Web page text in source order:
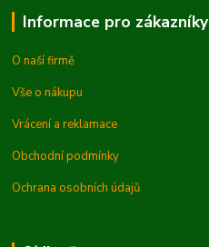
Informace pro zákazníky
O naší firmě
Vše o nákupu
Vrácení a reklamace
Obchodní podmínky
Ochrana osobních údajů